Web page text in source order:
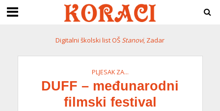
Digitalni školski list OŠStanovi, Zadar
PLJESAK ZA...
DUFF – međunarodni
filmski festival